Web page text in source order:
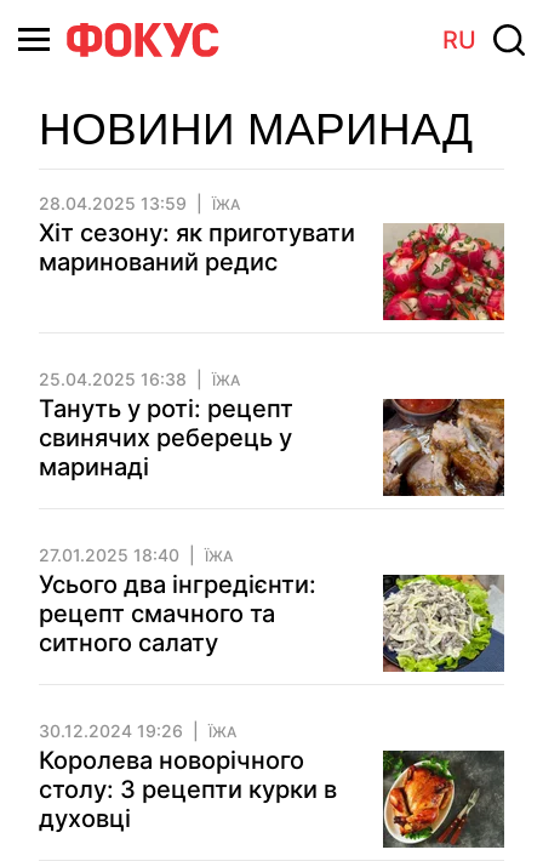
RU
НОВИНИ МАРИНАД
28.04.2025 13:59 ЇЖА
Хіт сезону: як приготувати
маринований редис
25.04.2025 16:38 ЇЖА
Тануть у роті: рецепт
свинячих реберець у
маринаді
27.01.2025 18:40 ЇЖА
Усього два інгредієнти:
рецепт смачного та
ситного салату
30.12.2024 19:26 ЇЖА
Королева новорічного
столу: 3 рецепти курки в
духовці